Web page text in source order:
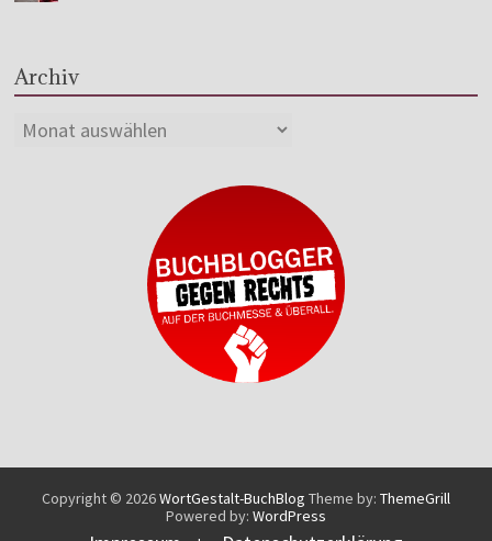
Archiv
Copyright © 2026WortGestalt-BuchBlog Theme by: ThemeGrill
Powered by: WordPress